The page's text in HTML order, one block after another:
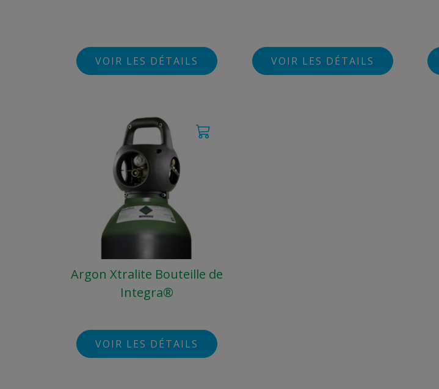
VOIR LES DÉTAILS VOIR LES DÉTAILS
Argon Xtralite Bouteille de
Integra®
VOIR LES DÉTAILS